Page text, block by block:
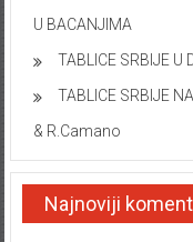
U BACANJIMA
TABLICE SRBIJE U
TABLICE SRBIJE
& R.Camano
Najnoviji